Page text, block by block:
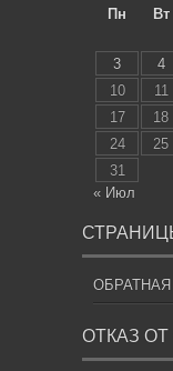
Пн
Вт
3
4
10
11
17
18
24
25
31
« Июл
ОТКАЗ